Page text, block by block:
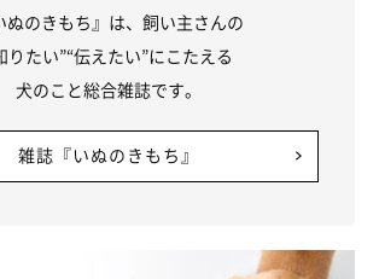
ぬのきもち』は、飼い主さんの
りたい”“伝えたい”にこたえる
犬のこと総合雑誌です。
雑誌『いぬのきもち』